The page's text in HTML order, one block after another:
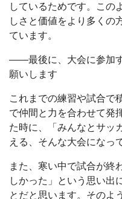
しているためです。この
しさと価値をより多くの
ています。
――最後に、大会に参加
願いします
これまでの練習や試合で
で仲間と力を合わせて発
た時に、「みんなとサッ
える、そんな大会になっ
また、寒い中で試合が終
しかった」という思い出
とだと思います。そのよ